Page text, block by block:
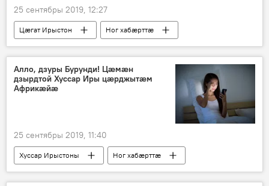
25 сентябры 2019, 12:27
Цӕгат Ирыстон
Ног хабӕрттӕ
Цаутӕ
Алло, дзуры Бурунди! Цӕмӕн
дзырдтой Хуссар Иры цӕрджытӕм
Африкӕйӕ
25 сентябры 2019, 11:40
Хуссар Ирыстоны Ног хабӕрттӕ